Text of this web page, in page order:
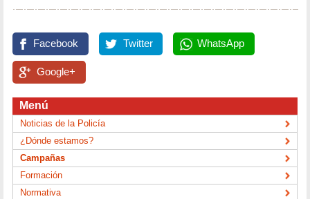
Facebook Twitter WhatsApp
Google+
Menú
Noticias de la Policía
¿Dónde estamos?
Campañas
Formación
Normativa